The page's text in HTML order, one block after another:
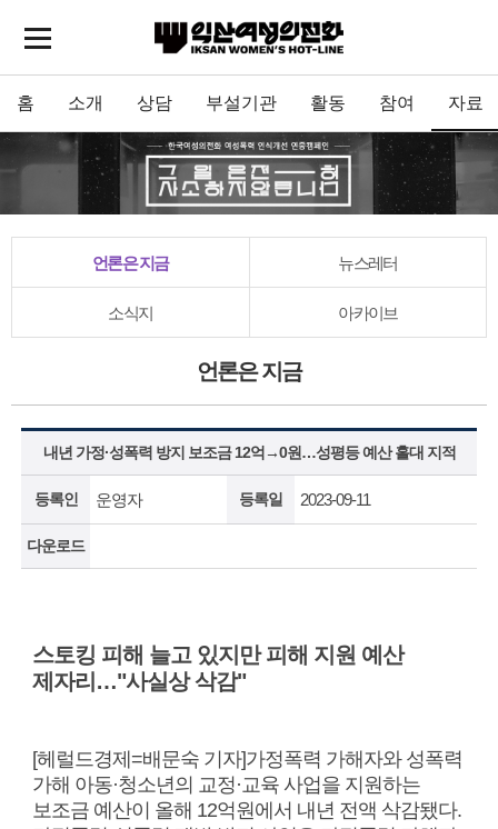
홈 소개 상담 부설기관 활동 참여 자료
언론은 지금 뉴스레터
소식지 아카이브
언론은 지금
내년 가정·성폭력 방지 보조금 12억→0원…성평등 예산 홀대 지적
등록인 운영자 등록일 2023-09-11
다운로드
스토킹 피해 늘고 있지만 피해 지원 예산
제자리…"사실상 삭감"
[헤럴드경제=배문숙 기자]가정폭력 가해자와 성폭력
가해 아동·청소년의 교정·교육 사업을 지원하는
보조금 예산이 올해 12억원에서 내년 전액 삭감됐다.